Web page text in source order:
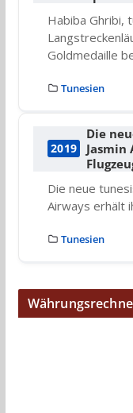
Habiba Ghribi,
Goldmedaille
Tunesien
2019
Die
Die neue
Airways erhält
Tunesien